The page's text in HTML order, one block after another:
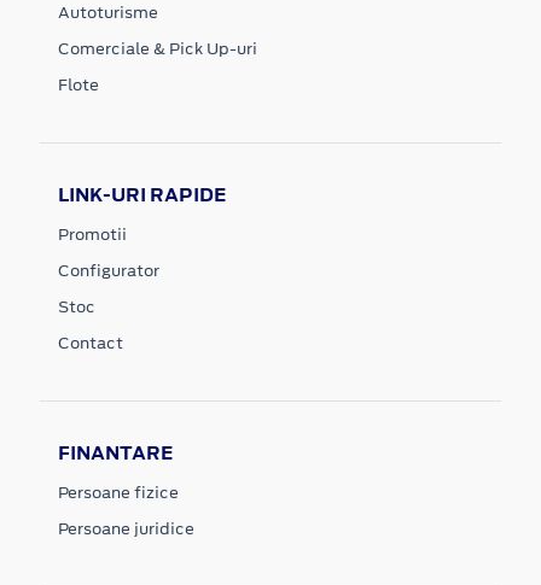
Autoturisme
Comerciale & Pick Up-uri
Flote
LINK-URI RAPIDE
Promotii
Configurator
Stoc
Contact
FINANTARE
Persoane fizice
Persoane juridice